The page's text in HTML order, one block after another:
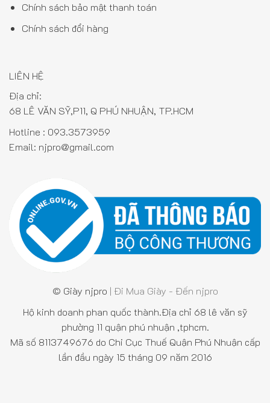
Chính sách bảo mật thanh toán
Chính sách đổi hàng
LIÊN HỆ
Địa chỉ:
68 LÊ VĂN SỸ,P11, Q PHÚ NHUẬN, TP.HCM
Hotline : 093.3573959
Email: njpro@gmail.com
© Giày njpro | Đi Mua Giày - Đến njpro
Hộ kinh doanh phan quốc thành.Địa chỉ 68 lê văn sỹ
phường 11 quận phú nhuận ,tphcm.
Mã số 8113749676 do Chi Cục Thuế Quận Phú Nhuận cấp
lần đầu ngày 15 tháng 09 năm 2016